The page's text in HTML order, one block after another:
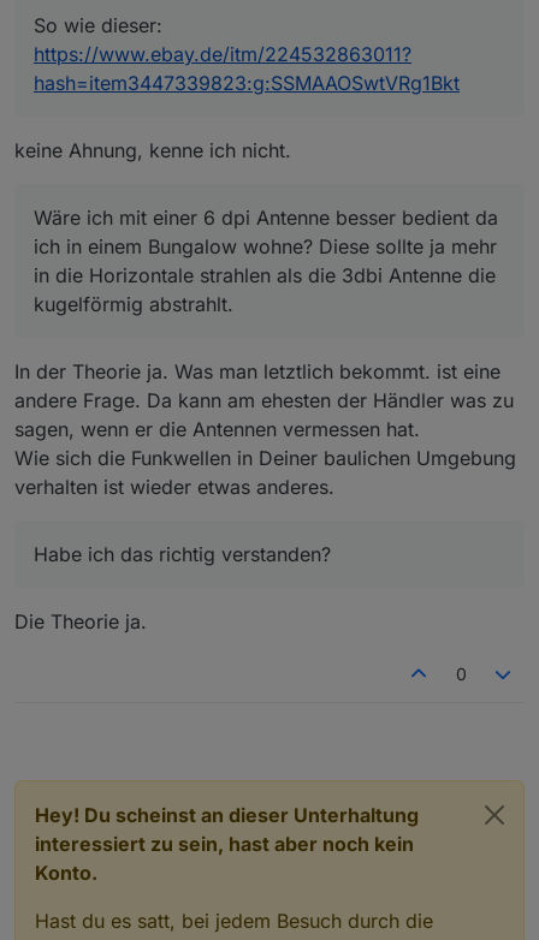
So wie dieser:
https://www.ebay.de/itm/224532863011?
hash=item3447339823:g:SSMAAOSwtVRg1Bkt
keine Ahnung, kenne ich nicht.
Wäre ich mit einer 6 dpi Antenne besser bedient da
ich in einem Bungalow wohne? Diese sollte ja mehr
in die Horizontale strahlen als die 3dbi Antenne die
kugelförmig abstrahlt.
In der Theorie ja. Was man letztlich bekommt. ist eine
andere Frage. Da kann am ehesten der Händler was zu
sagen, wenn er die Antennen vermessen hat.
Wie sich die Funkwellen in Deiner baulichen Umgebung
verhalten ist wieder etwas anderes.
Habe ich das richtig verstanden?
Die Theorie ja.
0
Hey! Du scheinst an dieser Unterhaltung
interessiert zu sein, hast aber noch kein
Konto.
Hast du es satt, bei jedem Besuch durch die